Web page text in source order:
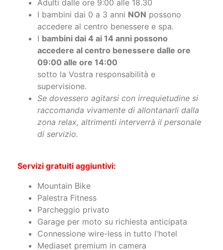
ORARI CENTRO BENESSERE:
Adulti dalle ore 9:00 alle 18.30
I bambini dai 0 a 3 anniNONpossono
accedere al centro benessere e spa.
Ibambini dai 4 ai 14 anni possono
accedere al centro benessere dalle ore
09:00 alle ore 14:00
sotto la Vostra responsabilità e
supervisione.
Se dovessero agitarsi con irrequietudine si
raccomanda vivamente di allontanarli dalla
Servizi gratuiti aggiuntivi:
Mountain Bike
Palestra Fitness
Parcheggio privato
Garage per moto su richiesta anticipata